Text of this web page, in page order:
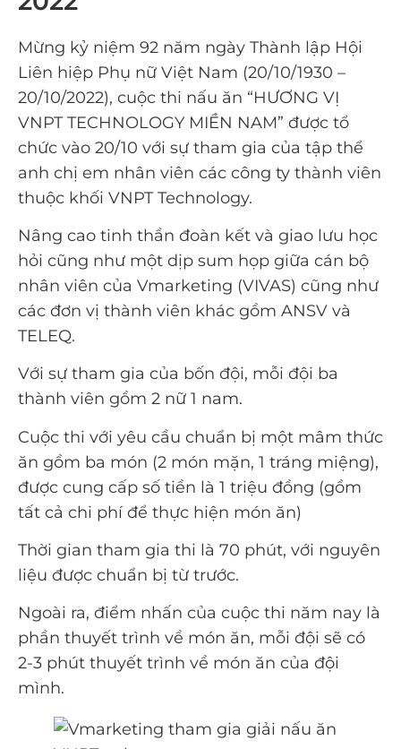
Mừng kỷ niệm 92 năm ngày Thành lập Hội
Liên hiệp Phụ nữ Việt Nam (20/10/1930 –
20/10/2022), cuộc thi nấu ăn “HƯƠNG VỊ
VNPT TECHNOLOGY MIỀN NAM” được tổ
chức vào 20/10 với sự tham gia của tập thể
anh chị em nhân viên các công ty thành viên
thuộc khối VNPT Technology.
Nâng cao tinh thần đoàn kết và giao lưu học
hỏi cũng như một dịp sum họp giữa cán bộ
nhân viên của Vmarketing (VIVAS) cũng như
các đơn vị thành viên khác gồm ANSV và
TELEQ.
Với sự tham gia của bốn đội, mỗi đội ba
thành viên gồm 2 nữ 1 nam.
Cuộc thi với yêu cầu chuẩn bị một mâm thức
ăn gồm ba món (2 món mặn, 1 tráng miệng),
được cung cấp số tiền là 1 triệu đồng (gồm
tất cả chi phí để thực hiện món ăn)
Thời gian tham gia thi là 70 phút, với nguyên
liệu được chuẩn bị từ trước.
Ngoài ra, điểm nhấn của cuộc thi năm nay là
phần thuyết trình về món ăn, mỗi đội sẽ có
2-3 phút thuyết trình về món ăn của đội
mình.